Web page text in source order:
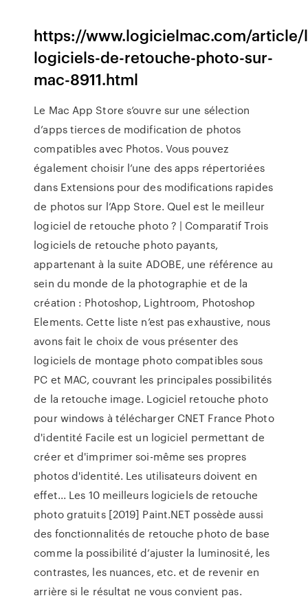
https://www.logicielmac.com/article/
logiciels-de-retouche-photo-sur-
mac-8911.html
Le Mac App Store s’ouvre sur une sélection
d’apps tierces de modification de photos
compatibles avec Photos. Vous pouvez
également choisir l’une des apps répertoriées
dans Extensions pour des modifications rapides
de photos sur l’App Store. Quel est le meilleur
logiciel de retouche photo ? | Comparatif Trois
logiciels de retouche photo payants,
appartenant à la suite ADOBE, une référence au
sein du monde de la photographie et de la
création : Photoshop, Lightroom, Photoshop
Elements. Cette liste n’est pas exhaustive, nous
avons fait le choix de vous présenter des
logiciels de montage photo compatibles sous
PC et MAC, couvrant les principales possibilités
de la retouche image. Logiciel retouche photo
pour windows à télécharger CNET France Photo
d'identité Facile est un logiciel permettant de
créer et d'imprimer soi-même ses propres
photos d'identité. Les utilisateurs doivent en
effet... Les 10 meilleurs logiciels de retouche
photo gratuits [2019] Paint.NET possède aussi
des fonctionnalités de retouche photo de base
comme la possibilité d’ajuster la luminosité, les
contrastes, les nuances, etc. et de revenir en
arrière si le résultat ne vous convient pas.